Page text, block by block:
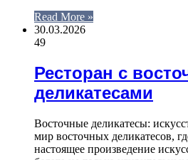
Read More »
30.03.2026
49
Ресторан с
деликатесами
Восточные деликатесы:
мир восточных деликатесов,
настоящее произведение